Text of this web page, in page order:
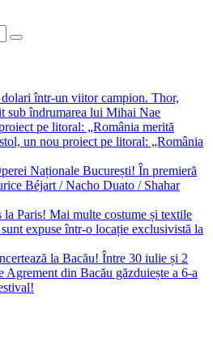
într-un viitor campion. Thor,
sub îndrumarea lui Mihai Nae
pe litoral: „România merită
un nou proiect pe litoral: „România
Naționale București! În premieră
Béjart / Nacho Duato / Shahar
la Paris! Mai multe costume și textile
expuse într-o locație exclusivistă la
la Bacău! Între 30 iulie și 2
Agrement din Bacău găzduiește a 6-a